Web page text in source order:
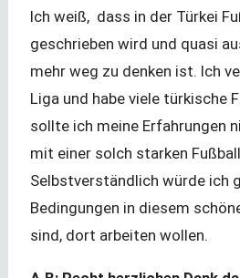
Ich weiß, dass in der Türkei
geschrieben wird und quasi
mehr weg zu denken ist. Ich
Liga und habe viele türkische
sollte ich meine Erfahrungen
mit einer solch starken
Selbstverständlich würde ich
Bedingungen in diesem
sind, dort arbeiten wollen.